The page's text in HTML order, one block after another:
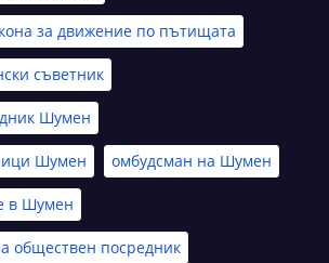
за движение по пътищата
съветник
Шумен
Шумен омбудсман на Шумен
в Шумен
обществен посредник